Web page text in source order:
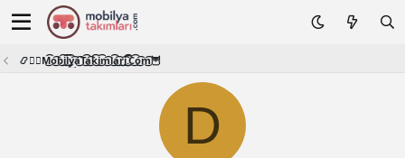
📿🧙‍♂️M͜͡o͜͡b͜͡i͜͡l͜͡y͜͡a͜͡T͜͡a͜͡k͜͡i͜͡m͜͡l͜͡a͜͡r͜͡i͜͡.͜͡C͜͡o͜͡m͜͡🦉
D